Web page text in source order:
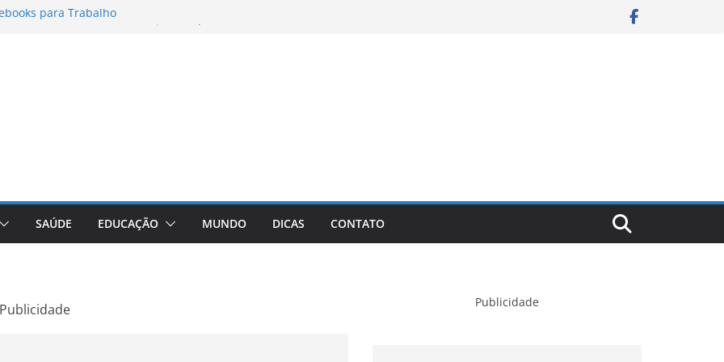
para Trabalho
A Comprehensive Review of the
Loss Pill
SAÚDE EDUCAÇÃO MUNDO DICAS CONTATO
Publicidade Publicidade